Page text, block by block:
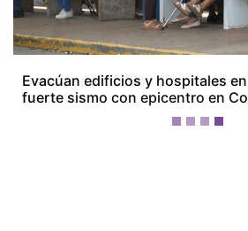
Casa de paz de San Carlos opera
precarias